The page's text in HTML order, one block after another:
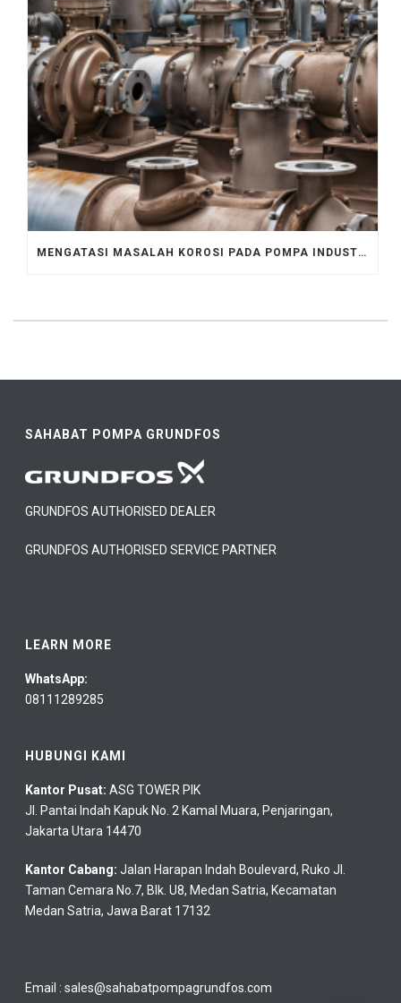
MENGATASI MASALAH KOROSI PADA POMPA INDUSTRI, CEK DI SINI!
SAHABAT POMPA GRUNDFOS
GRUNDFOS AUTHORISED DEALER
GRUNDFOS AUTHORISED SERVICE PARTNER
LEARN MORE
WhatsApp:
08111289285
HUBUNGI KAMI
Kantor Pusat:ASG TOWER PIK
Jl. Pantai Indah Kapuk No. 2 Kamal Muara, Penjaringan,
Jakarta Utara 14470
Kantor Cabang:Jalan Harapan Indah Boulevard, Ruko Jl.
Taman Cemara No.7, Blk. U8, Medan Satria, Kecamatan
Medan Satria, Jawa Barat 17132
Email :sales@sahabatpompagrundfos.com